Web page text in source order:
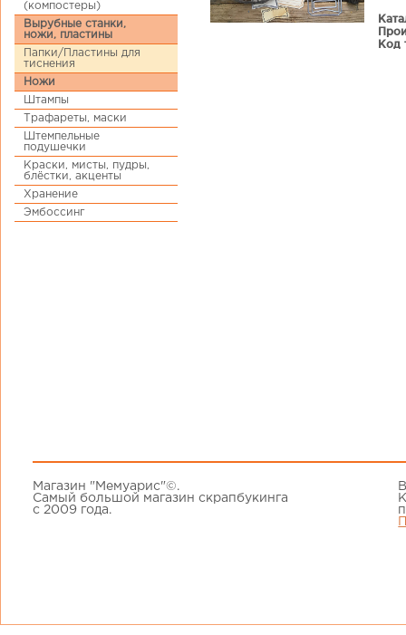
(компостеры)
Вырубные станки,
ножи, пластины
Папки/Пластины для
тиснения
Ножи
Штампы
Трафареты, маски
Штемпельные
подушечки
Краски, мисты, пудры,
блёстки, акценты
Хранение
Эмбоссинг
Код
Магазин "Мемуарис"©.
Самый большой магазин скрапбукинга
с 2009 года.